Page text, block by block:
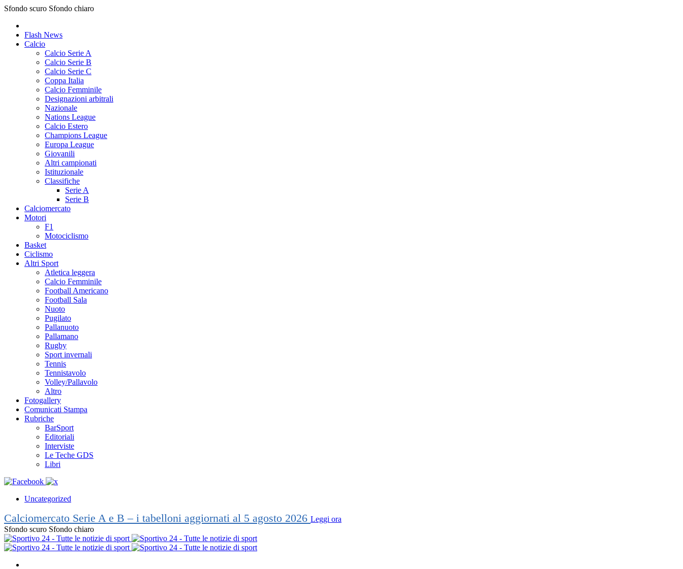
Sfondo scuro Sfondo chiaro
Flash News
Calcio
Calcio Serie A
Calcio Serie B
Calcio Serie C
Coppa Italia
Calcio Femminile
Designazioni arbitrali
Nazionale
Nations League
Calcio Estero
Champions League
Europa League
Giovanili
Altri campionati
Istituzionale
Classifiche
Serie A
Serie B
Calciomercato
Motori
F1
Motociclismo
Basket
Ciclismo
Altri Sport
Atletica leggera
Calcio Femminile
Football Americano
Football Sala
Nuoto
Pugilato
Pallanuoto
Pallamano
Rugby
Sport invernali
Tennis
Tennistavolo
Volley/Pallavolo
Altro
Fotogallery
Comunicati Stampa
Rubriche
BarSport
Editoriali
Interviste
Le Teche GDS
Libri
Uncategorized
Calciomercato Serie A e B – i tabelloni aggiornati al 5 agosto 2026 Leggi ora
Sfondo scuro Sfondo chiaro